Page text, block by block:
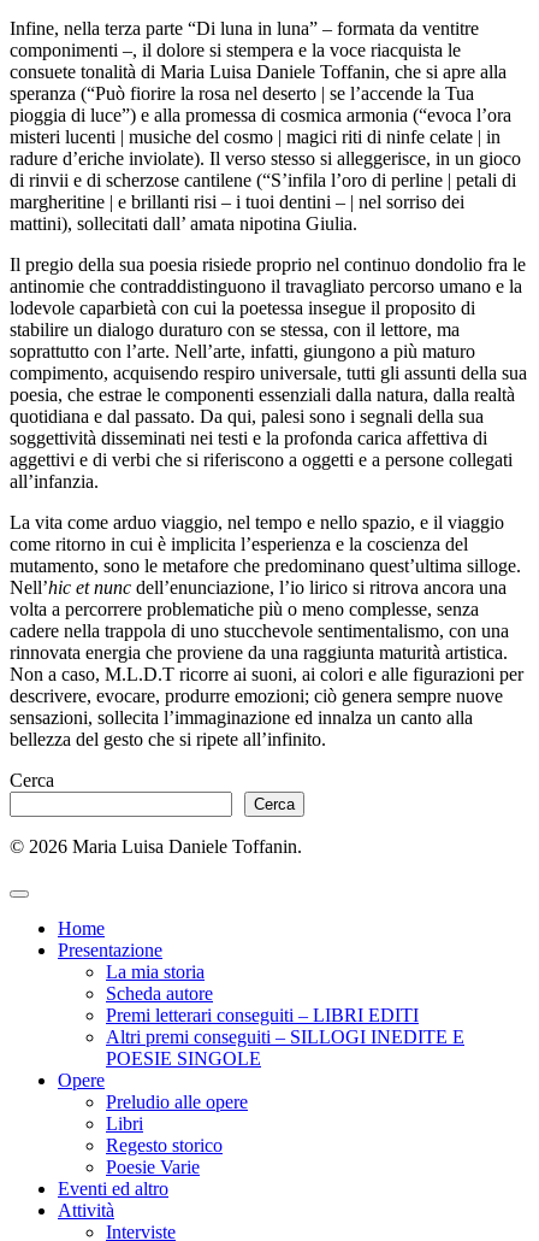
Infine, nella terza parte “Di luna in luna” – formata da ventitre
componimenti –, il dolore si stempera e la voce riacquista le
consuete tonalità di Maria Luisa Daniele Toffanin, che si apre alla
speranza (“Può fiorire la rosa nel deserto | se l’accende la Tua
pioggia di luce”) e alla promessa di cosmica armonia (“evoca l’ora
misteri lucenti | musiche del cosmo | magici riti di ninfe celate | in
radure d’eriche inviolate). Il verso stesso si alleggerisce, in un gioco
di rinvii e di scherzose cantilene (“S’infila l’oro di perline | petali di
margheritine | e brillanti risi – i tuoi dentini – | nel sorriso dei
mattini), sollecitati dall’ amata nipotina Giulia.
Il pregio della sua poesia risiede proprio nel continuo dondolio fra le
antinomie che contraddistinguono il travagliato percorso umano e la
lodevole caparbietà con cui la poetessa insegue il proposito di
stabilire un dialogo duraturo con se stessa, con il lettore, ma
soprattutto con l’arte. Nell’arte, infatti, giungono a più maturo
compimento, acquisendo respiro universale, tutti gli assunti della sua
poesia, che estrae le componenti essenziali dalla natura, dalla realtà
quotidiana e dal passato. Da qui, palesi sono i segnali della sua
soggettività disseminati nei testi e la profonda carica affettiva di
aggettivi e di verbi che si riferiscono a oggetti e a persone collegati
all’infanzia.
La vita come arduo viaggio, nel tempo e nello spazio, e il viaggio
come ritorno in cui è implicita l’esperienza e la coscienza del
mutamento, sono le metafore che predominano quest’ultima silloge.
Nell’hic et nunc dell’enunciazione, l’io lirico si ritrova ancora una
volta a percorrere problematiche più o meno complesse, senza
cadere nella trappola di uno stucchevole sentimentalismo, con una
rinnovata energia che proviene da una raggiunta maturità artistica.
Non a caso, M.L.D.T ricorre ai suoni, ai colori e alle figurazioni per
descrivere, evocare, produrre emozioni; ciò genera sempre nuove
sensazioni, sollecita l’immaginazione ed innalza un canto alla
bellezza del gesto che si ripete all’infinito.
Cerca
Cerca
© 2026 Maria Luisa Daniele Toffanin.
Home
Presentazione
La mia storia
Scheda autore
Premi letterari conseguiti – LIBRI EDITI
Altri premi conseguiti – SILLOGI INEDITE E
POESIE SINGOLE
Opere
Preludio alle opere
Libri
Regesto storico
Poesie Varie
Eventi ed altro
Attività
Interviste